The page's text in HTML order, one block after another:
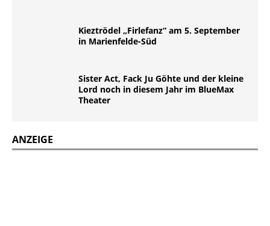
Kieztrödel „Firlefanz“ am 5. September
in Marienfelde-Süd
Sister Act, Fack Ju Göhte und der kleine
Lord noch in diesem Jahr im BlueMax
Theater
ANZEIGE